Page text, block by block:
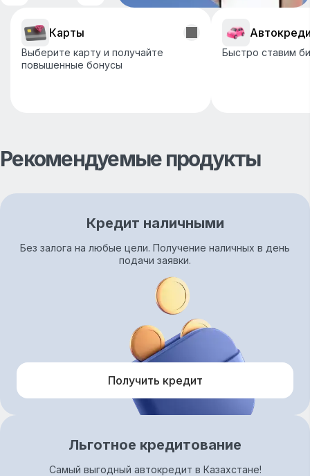
Карты
Выберите карту и получайте
повышенные бонусы
Быстро ставим
Рекомендуемые продукты
Кредит наличными
Без залога на любые цели. Получение наличных в день
подачи заявки.
Получить кредит
Льготное кредитование
Самый выгодный автокредит в Казахстане!